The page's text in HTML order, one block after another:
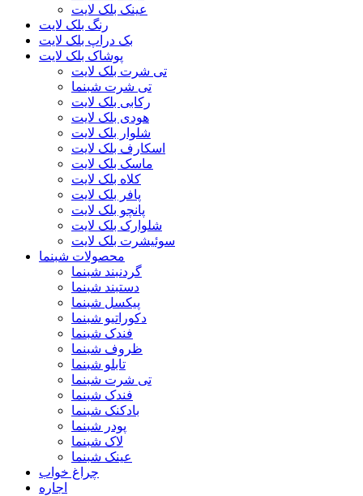
عینک بلک لایت
رنگ بلک لایت
بک دراپ بلک لایت
پوشاک بلک لایت
تی شرت بلک لایت
تی شرت شبنما
رکابی بلک لایت
هودی بلک لایت
شلوار بلک لایت
اسکارف بلک لایت
ماسک بلک لایت
کلاه بلک لایت
پافر بلک لایت
پانچو بلک لایت
شلوارک بلک لایت
سوئیشرت بلک لایت
محصولات شبنما
گردنبند شبنما
دستبند شبنما
پیکسل شبنما
دکوراتیو شبنما
فندک شبنما
ظروف شبنما
تابلو شبنما
تی شرت شبنما
فندک شبنما
بادکنک شبنما
پودر شبنما
لاک شبنما
عینک شبنما
چراغ خواب
اجاره